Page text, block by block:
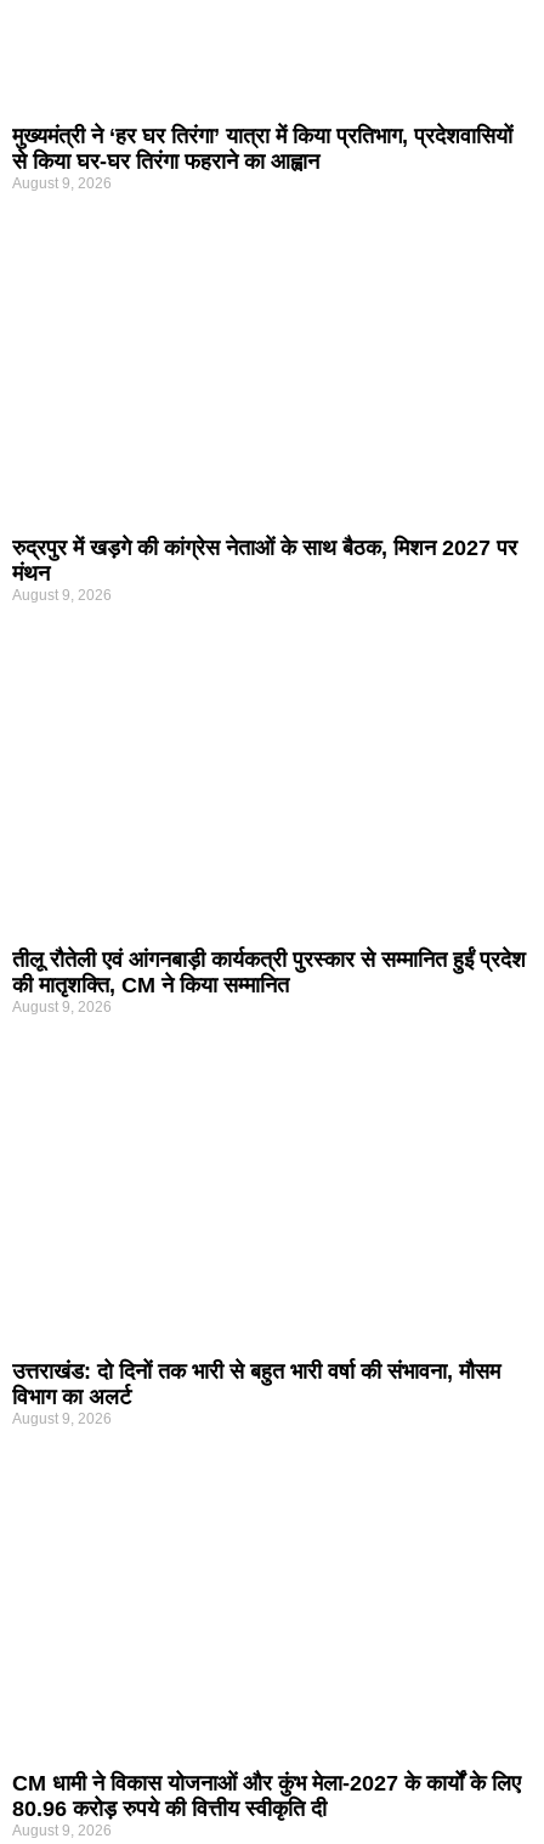
मुख्यमंत्री ने ‘हर घर तिरंगा’ यात्रा में किया प्रतिभाग, प्रदेशवासियों
से किया घर-घर तिरंगा फहराने का आह्वान
August 9, 2026
रुद्रपुर में खड़गे की कांग्रेस नेताओं के साथ बैठक, मिशन 2027 पर
मंथन
August 9, 2026
तीलू रौतेली एवं आंगनबाड़ी कार्यकत्री पुरस्कार से सम्मानित हुईं प्रदेश
की मातृशक्ति, CM ने किया सम्मानित
August 9, 2026
उत्तराखंड: दो दिनों तक भारी से बहुत भारी वर्षा की संभावना, मौसम
विभाग का अलर्ट
August 9, 2026
CM धामी ने विकास योजनाओं और कुंभ मेला-2027 के कार्यों के लिए
80.96 करोड़ रुपये की वित्तीय स्वीकृति दी
August 9, 2026